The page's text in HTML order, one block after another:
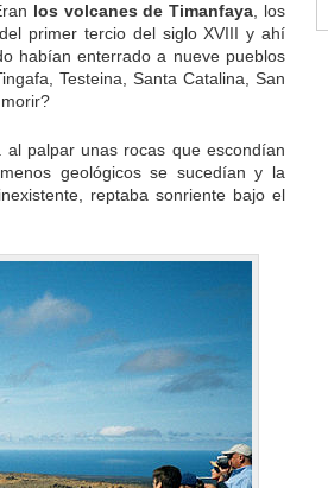
los volcanes de Timanfaya, los
primer tercio del siglo XVIII y ahí
habían enterrado a nueve pueblos
Testeina, Santa Catalina, San
palpar unas rocas que escondían
geológicos se sucedían y la
reptaba sonriente bajo el